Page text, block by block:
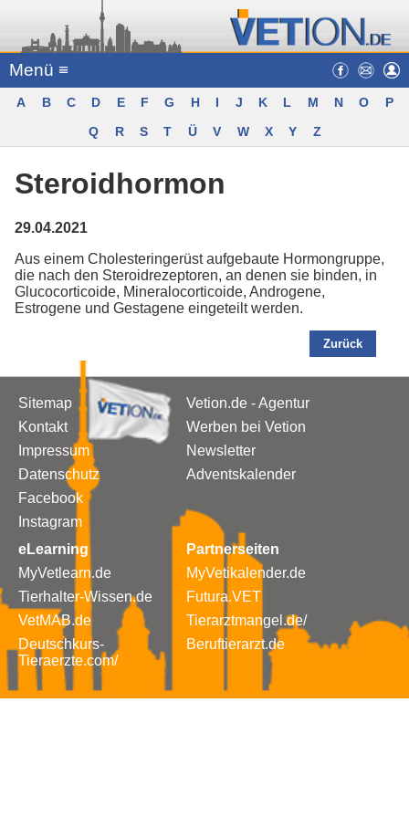
Menü ≡
A B C D E F G H I J K L M N O
P
Q
R S T Ü V W X Y Z
Steroidhormon
29.04.2021
Aus einem Cholesteringerüst aufgebaute Hormongruppe,
die nach den Steroidrezeptoren, an denen sie binden, in
Glucocorticoide, Mineralocorticoide, Androgene,
Estrogene und Gestagene eingeteilt werden.
Zurück
Sitemap
Kontakt
Impressum
Datenschutz
Facebook
Instagram
Vetion.de - Agentur
Werben bei Vetion
Newsletter
Adventskalender
eLearning
MyVetlearn.de
Tierhalter-Wissen.de
VetMAB.de
Deutschkurs-
Tieraerzte.com/
Partnerseiten
MyVetikalender.de
Futura.VET
Tierarztmangel.de/
Beruftierarzt.de